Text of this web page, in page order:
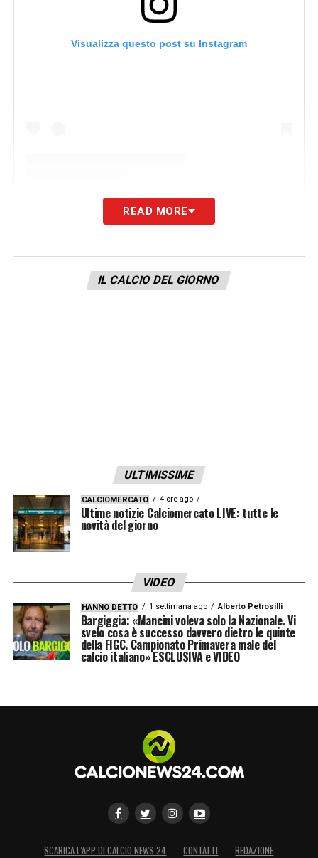
Visualizza questo post su Instagram
Un post condiviso da Jayden braaf (@j.braaf_)
LA PLAYLIST DELLE NOSTRE TOP NEWS
READ MORE
IL CALCIO DEL GIORNO
ULTIMISSIME
CALCIOMERCATO 4 ore ago
Ultime notizie Calciomercato LIVE: tutte le
novità del giorno
VIDEO
HANNO DETTO 1 settimana ago Alberto Petrosilli
Bargiggia: «Mancini voleva solo la Nazionale. Vi
svelo cosa è successo davvero dietro le quinte
della FIGC. Campionato Primavera male del
calcio italiano» ESCLUSIVA e VIDEO
SCARICA L’APP DI CALCIO NEWS 24 CONTATTI REDAZIONE